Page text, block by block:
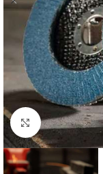
Click to enlarge